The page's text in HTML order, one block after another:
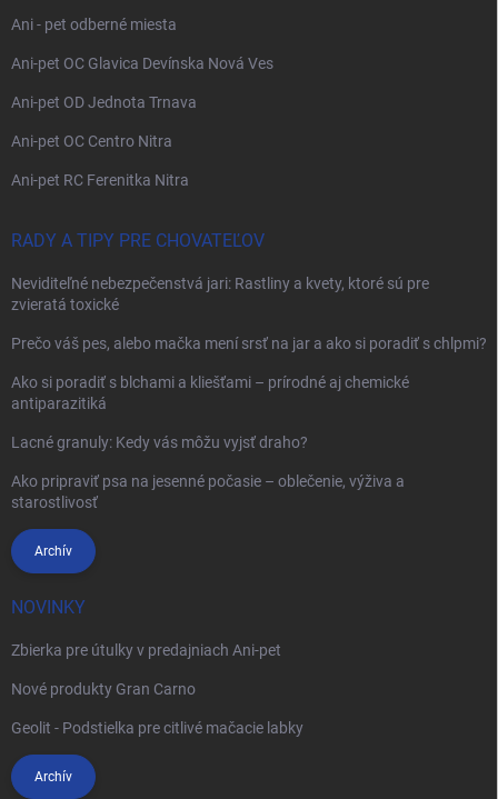
Ani - pet odberné miesta
Ani-pet OC Glavica Devínska Nová Ves
Ani-pet OD Jednota Trnava
Ani-pet OC Centro Nitra
Ani-pet RC Ferenitka Nitra
RADY A TIPY PRE CHOVATEĽOV
Neviditeľné nebezpečenstvá jari: Rastliny a kvety, ktoré sú pre
zvieratá toxické
Prečo váš pes, alebo mačka mení srsť na jar a ako si poradiť s chlpmi?
Ako si poradiť s blchami a kliešťami – prírodné aj chemické
antiparazitiká
Lacné granuly: Kedy vás môžu vyjsť draho?
Ako pripraviť psa na jesenné počasie – oblečenie, výživa a
starostlivosť
Archív
NOVINKY
Zbierka pre útulky v predajniach Ani-pet
Nové produkty Gran Carno
Geolit - Podstielka pre citlivé mačacie labky
Archív